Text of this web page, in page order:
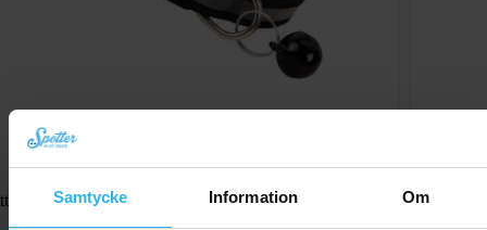
Samtycke Information Om
med säkerhetsspänne – Svart / reflekterande